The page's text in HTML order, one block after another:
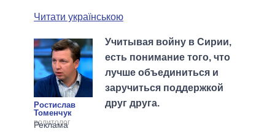
МЭРЫ
ВСЕ ПЕРСОНЫ
СРАВНЕНИЕ ПОЛИТИКОВ
Читати українською
Ростислав
Томенчук
политолог
Учитывая войну в Сирии,
есть понимание того, что
лучше объединиться и
заручиться поддержкой
друг друга.